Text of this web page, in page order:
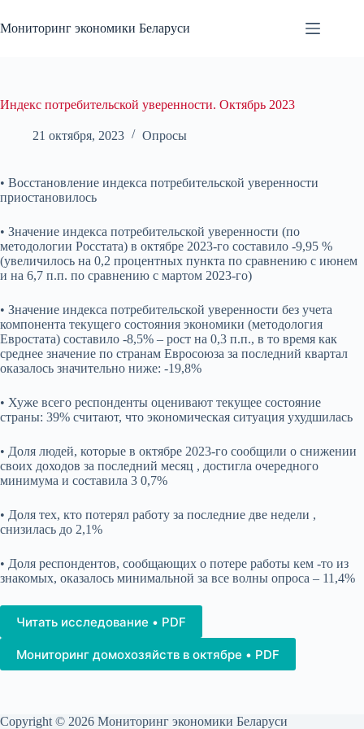
к
сути
Мониторинг экономики Беларуси
Индекс потребительской уверенности. Октябрь 2023
21 октября, 2023 Опросы
• Восстановление индекса потребительской уверенности
приостановилось
• Значение индекса потребительской уверенности (по
методологии Росстата) в октябре 2023-го составило -9,95 %
(увеличилось на 0,2 процентных пункта по сравнению с июнем
и на 6,7 п.п. по сравнению с мартом 2023-го)
• Значение индекса потребительской уверенности без учета
компонента текущего состояния экономики (методология
Евростата) составило -8,5% – рост на 0,3 п.п., в то время как
среднее значение по странам Евросоюза за последний квартал
оказалось значительно ниже: -19,8%
• Хуже всего респонденты оценивают текущее состояние
страны: 39% считают, что экономическая ситуация ухудшилась
• Доля людей, которые в октябре 2023-го сообщили о снижении
своих доходов за последний месяц , достигла очередного
минимума и составила 3 0,7%
• Доля тех, кто потерял работу за последние две недели ,
снизилась до 2,1%
• Доля респондентов, сообщающих о потере работы кем -то из
знакомых, оказалось минимальной за все волны опроса – 11,4%
Читать исследование • PDF
Мониторинг домохозяйств в октябре • PDF
Copyright © 2026 Мониторинг экономики Беларуси